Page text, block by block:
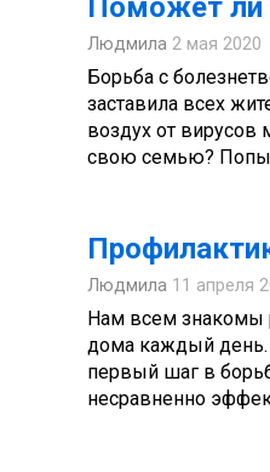
Поможет ли
Людмила 2 мая 2020
Борьба с
заставила всех
воздух от вирусов
свою семью?
Людмила 11 апреля
Нам всем знакомы
дома каждый день.
первый шаг в
несравненно